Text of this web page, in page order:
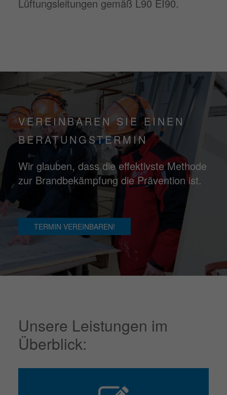
Lüftungsleitungen gemäß L90 EI90.
VEREINBAREN SIE EINEN
BERATUNGSTERMIN
Wir glauben, dass die effektivste Methode
zur Brandbekämpfung die Prävention ist.
TERMIN VEREINBAREN!
Unsere Leistungen im
Überblick: